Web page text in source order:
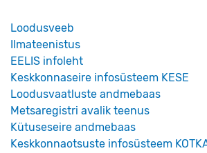
Loodusveeb
Ilmateenistus
EELIS infoleht
Keskkonnaseire infosüsteem KESE
Loodusvaatluste andmebaas
Metsaregistri avalik teenus
Kütuseseire andmebaas
Keskkonnaotsuste infosüsteem